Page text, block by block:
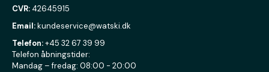
CVR: 42645915
Email:kundeservice@watski.dk
Telefon:+45 32 67 39 99
Telefon åbningstider:
Mandag – fredag: 08:00 - 20:00